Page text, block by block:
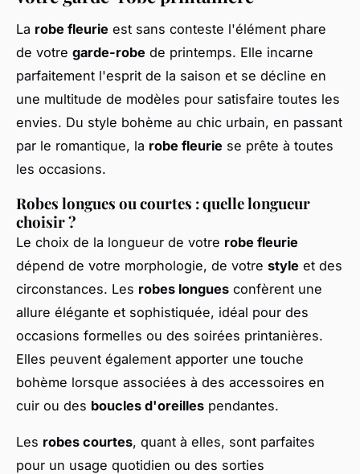
La robe fleurie est sans conteste l'élément phare
de votre garde-robe de printemps. Elle incarne
parfaitement l'esprit de la saison et se décline en
une multitude de modèles pour satisfaire toutes les
envies. Du style bohème au chic urbain, en passant
par le romantique, la robe fleurie se prête à toutes
les occasions.
Robes longues ou courtes : quelle longueur
choisir ?
Le choix de la longueur de votre robe fleurie
dépend de votre morphologie, de votre style et des
circonstances. Les robes longues confèrent une
allure élégante et sophistiquée, idéal pour des
occasions formelles ou des soirées printanières.
Elles peuvent également apporter une touche
bohème lorsque associées à des accessoires en
cuir ou des boucles d'oreilles pendantes.
Les robes courtes, quant à elles, sont parfaites
pour un usage quotidien ou des sorties